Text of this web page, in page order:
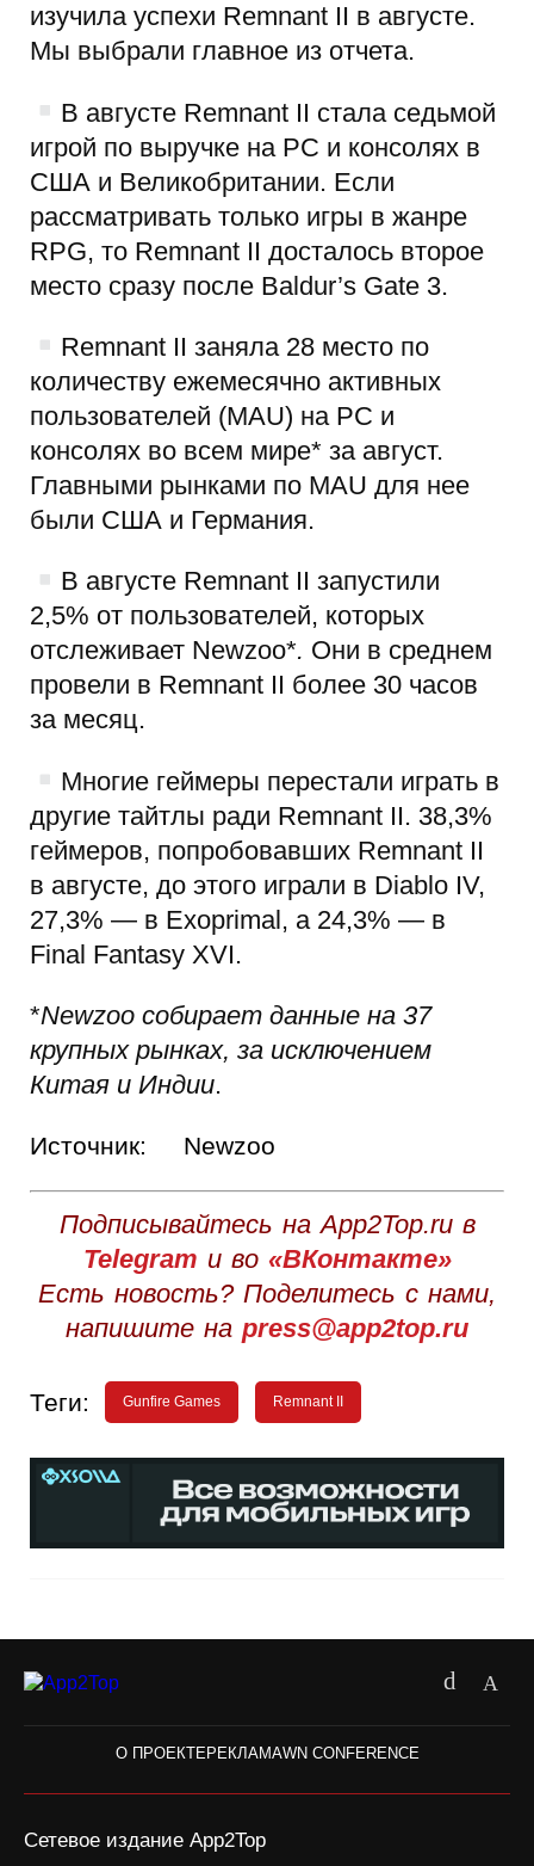
изучила успехи Remnant II в августе.
Мы выбрали главное из отчета.
В августе Remnant II стала седьмой
игрой по выручке на PC и консолях в
США и Великобритании. Если
рассматривать только игры в жанре
RPG, то Remnant II досталось второе
место сразу после Baldur’s Gate 3.
Remnant II заняла 28 место по
количеству ежемесячно активных
пользователей (MAU) на PC и
консолях во всем мире* за август.
Главными рынками по MAU для нее
были США и Германия.
В августе Remnant II запустили
2,5% от пользователей, которых
отслеживает Newzoo*. Они в среднем
провели в Remnant II более 30 часов
за месяц.
Многие геймеры перестали играть в
другие тайтлы ради Remnant II. 38,3%
геймеров, попробовавших Remnant II
в августе, до этого играли в Diablo IV,
27,3% — в Exoprimal, а 24,3% — в
Final Fantasy XVI.
*Newzoo собирает данные на 37
крупных рынках, за исключением
Китая и Индии.
Источник: Newzoo
Подписывайтесь на App2Top.ru в
Telegram и во «ВКонтакте»
Есть новость? Поделитесь с нами,
напишите на press@app2top.ru
Теги: Gunfire Games Remnant II
О ПРОЕКТЕ РЕКЛАМАWN CONFERENCE
Сетевое издание App2Top